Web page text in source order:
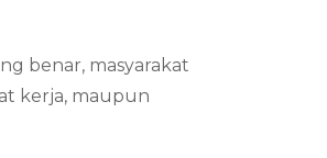
benar, masyarakat
kerja, maupun